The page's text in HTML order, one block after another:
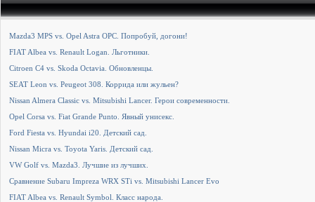
Mazda3 MPS vs. Opel Astra OPC. Попробуй, догони!
FIAT Albea vs. Renault Logan. Льготники.
Citroen С4 vs. Skoda Octavia. Обновленцы.
SEAT Leon vs. Peugeot 308. Коррида или жульен?
Nissan Almera Classic vs. Mitsubishi Lancer. Герои современности.
Opel Corsa vs. Fiat Grande Punto. Явный унисекс.
Ford Fiesta vs. Hyundai i20. Детский сад.
Nissan Micra vs. Toyota Yaris. Детский сад.
VW Golf vs. Mazda3. Лучшие из лучших.
Сравнение Subaru Impreza WRX STi vs. Mitsubishi Lancer Evo
FIAT Albea vs. Renault Symbol. Класс народа.